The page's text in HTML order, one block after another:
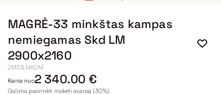
MAGRĖ-33 minkštas kampas
nemiegamas Skd LM
2900x2160
2M33LMKDM
Kaina nuo2 340.00 €
Galima pasirinkti mokėti avansą (30%)